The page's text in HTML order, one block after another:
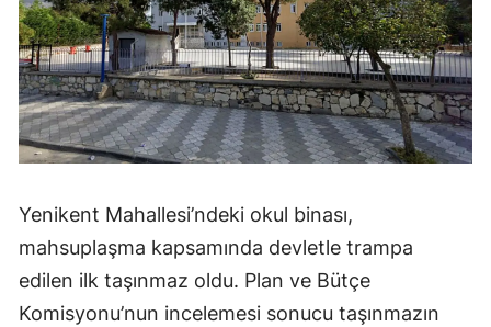
Yenikent Mahallesi’ndeki okul binası,
mahsuplaşma kapsamında devletle trampa
edilen ilk taşınmaz oldu. Plan ve Bütçe
Komisyonu’nun incelemesi sonucu taşınmazın